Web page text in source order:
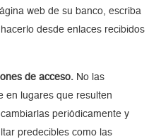
web de su banco, escriba
desde enlaces recibidos
de acceso. No las
en lugares que resulten
periódicamente y
predecibles como las